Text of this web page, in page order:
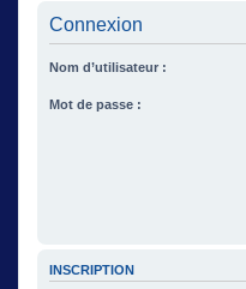
Connexion
Nom d’utilisateur :
Mot de passe :
INSCRIPTION